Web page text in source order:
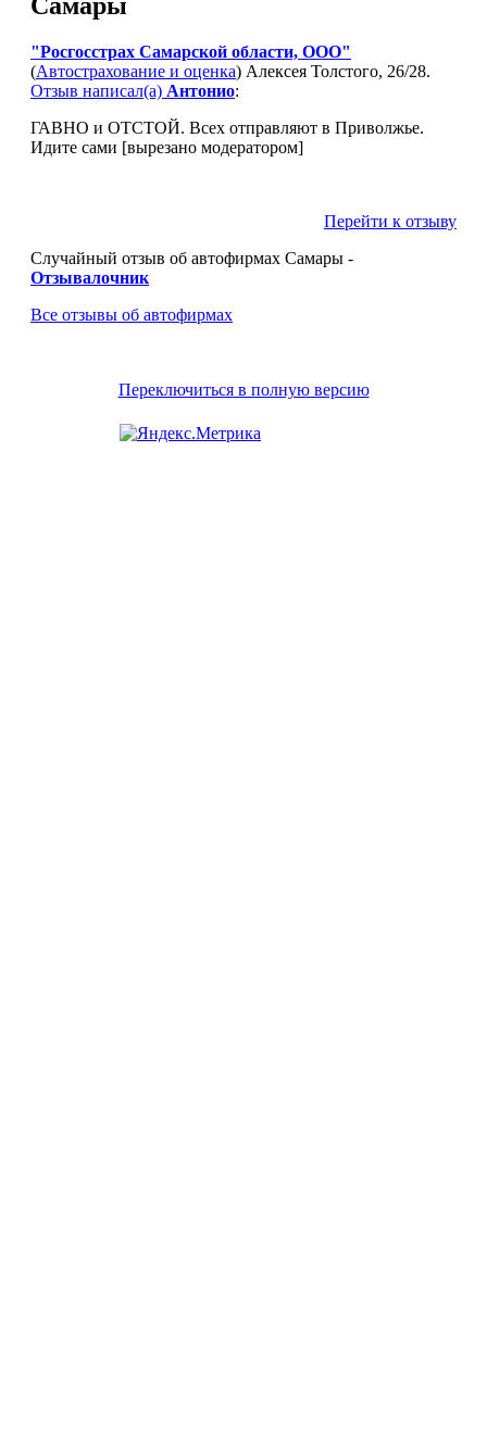
"Росгосстрах Самарской области, ООО"
(Автострахование и оценка) Алексея Толстого, 26/28.
Отзыв написал(а) Антонио:
ГАВНО и ОТСТОЙ. Всех отправляют в Приволжье.
Идите сами [вырезано модератором]
Перейти к отзыву
Случайный отзыв об автофирмах Самары -
Отзывалочник
Все отзывы об автофирмах
Переключиться в полную версию